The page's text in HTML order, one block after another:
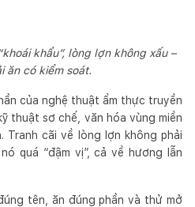
khẩu”, lòng lợn không xấu –
ăn có kiểm soát.
của nghệ thuật ẩm thực truyền
thuật sơ chế, văn hóa vùng miền
cãi về lòng lợn không phải
quá “đậm vị”, cả về hương lẫn
tên, ăn đúng phần và thử mở